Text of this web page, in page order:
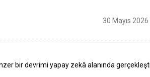
30 Mayıs
bir devrimi yapay zekâ alanında